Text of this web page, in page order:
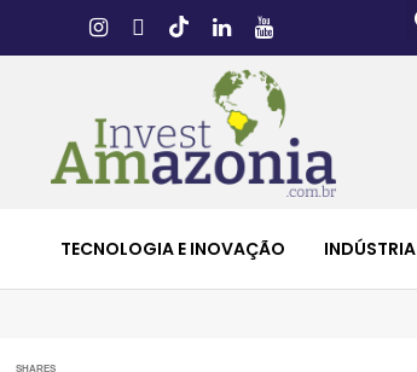
TECNOLOGIA E INOVAÇÃO INDÚSTRIA
SHARES